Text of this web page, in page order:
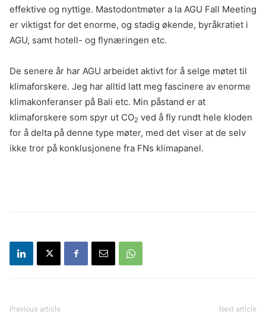
effektive og nyttige. Mastodontmøter a la AGU Fall Meeting
er viktigst for det enorme, og stadig økende, byråkratiet i
AGU, samt hotell- og flynæringen etc.
De senere år har AGU arbeidet aktivt for å selge møtet til
klimaforskere. Jeg har alltid latt meg fascinere av enorme
klimakonferanser på Bali etc. Min påstand er at
klimaforskere som spyr ut CO2 ved å fly rundt hele kloden
for å delta på denne type møter, med det viser at de selv
ikke tror på konklusjonene fra FNs klimapanel.
Previous article Next article